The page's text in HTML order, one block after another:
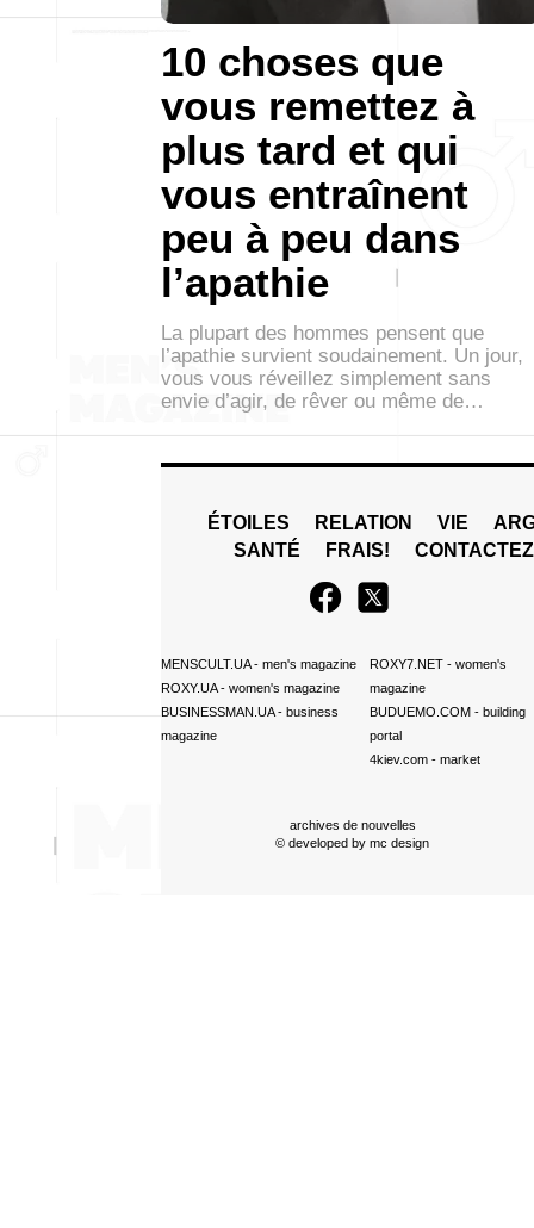
10 choses que
vous remettez à
plus tard et qui
vous entraînent
peu à peu dans
l’apathie
La plupart des hommes pensent que
l’apathie survient soudainement. Un jour,
vous vous réveillez simplement sans
envie d’agir, de rêver ou même de…
ÉTOILES RELATION VIE
SANTÉ
FRAIS!
MENSCULT.UA- men's magazine
ROXY.UA- women's magazine
BUSINESSMAN.UA- business
magazine
ROXY7.NET- women's
magazine
BUDUEMO.COM- building
portal
4kiev.com- market
archives de nouvelles
© developed by mc design